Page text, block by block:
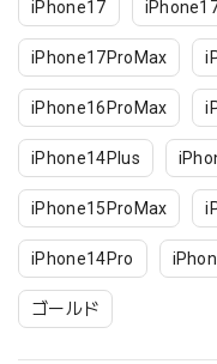
iPhone17
iPhone17ProMax
iPhone16ProMax
iPhone14Plus
iPhone15ProMax
iPhone14Pro
ゴールド